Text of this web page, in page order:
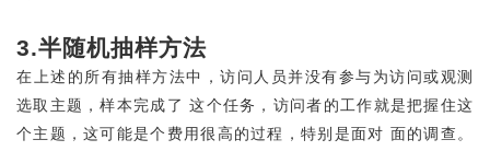
3.半随机抽样方法
在上述的所有抽样方法中，访问人员并没有参与为访问或观测
选取主题，样本完成了 这个任务，访问者的工作就是把握住这
个主题，这可能是个费用很高的过程，特别是面对 面的调查。